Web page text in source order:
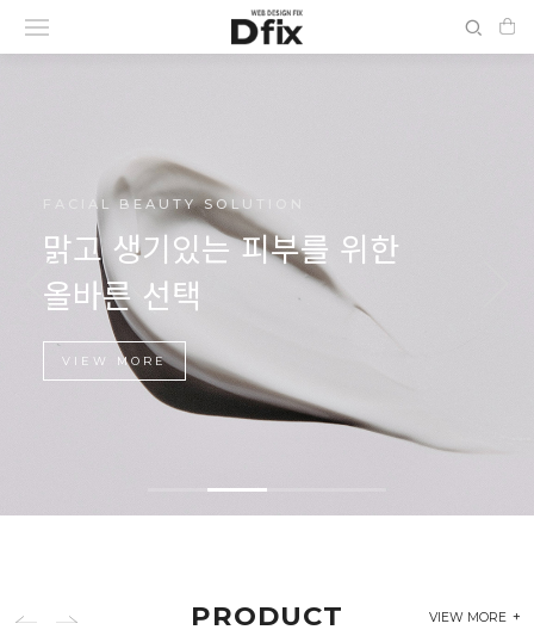
FACIAL BEAUTY SOLUTION
맑고 생기있는 피부를 위한
올바른 선택
VIEW MORE
VIEW MORE
PRODUCT